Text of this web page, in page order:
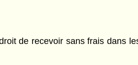
de recevoir sans frais dans